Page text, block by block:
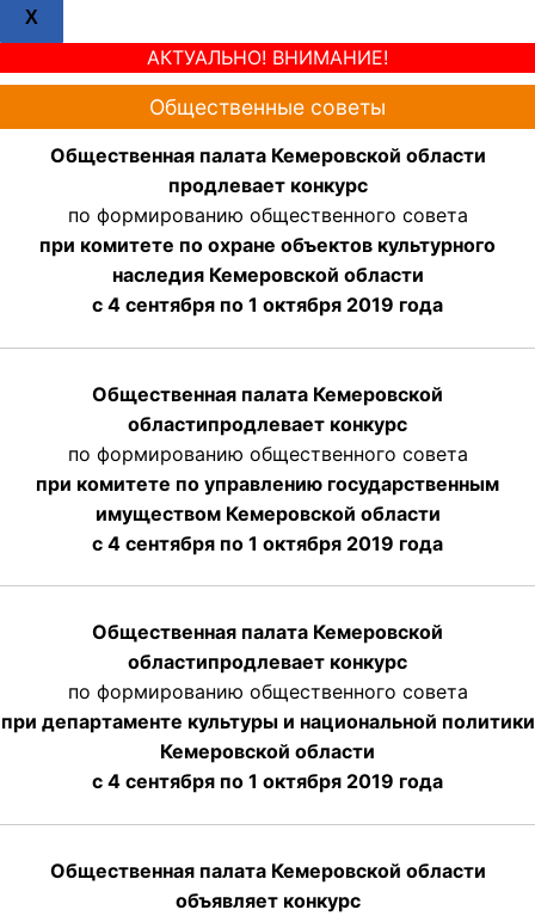
X
АКТУАЛЬНО! ВНИМАНИЕ!
Общественные советы
Общественная палата Кемеровской области
продлевает конкурс
по формированию общественного совета
при комитете по охране объектов культурного
наследия Кемеровской области
с 4 сентября по 1 октября 2019 года
Общественная палата Кемеровской
областипродлевает конкурс
по формированию общественного совета
при комитете по управлению государственным
имуществом Кемеровской области
с 4 сентября по 1 октября 2019 года
Общественная палата Кемеровской
областипродлевает конкурс
по формированию общественного совета
при департаменте культуры и национальной политики
Кемеровской области
с 4 сентября по 1 октября 2019 года
Общественная палата Кемеровской области
объявляет конкурс